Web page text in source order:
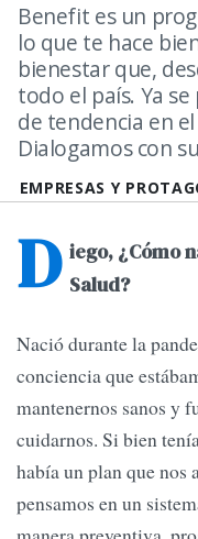
EMPRESAS Y
Benefit es un
lo que te hace
bienestar que,
todo el país. Ya
de tendencia en
Dialogamos con
D iego, ¿Cómo
Salud?
Nació durante la
conciencia que
mantenernos sanos y
cuidarnos. Si bien
había un plan que nos
pensamos en un